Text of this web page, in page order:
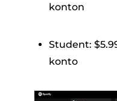
konton
Student:
konto